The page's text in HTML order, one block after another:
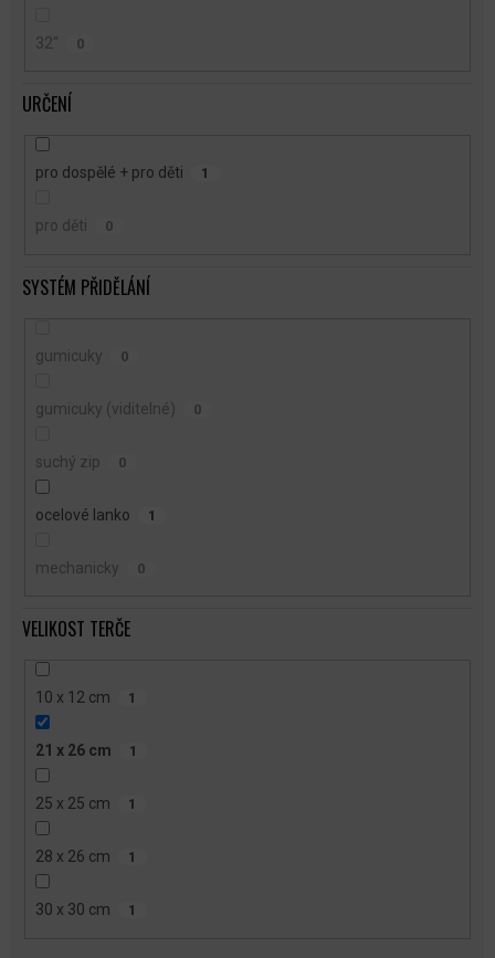
32" 0
URČENÍ
pro dospělé + pro děti 1
pro děti 0
SYSTÉM PŘIDĚLÁNÍ
gumicuky 0
gumicuky (viditelné) 0
suchý zip 0
ocelové lanko 1
mechanicky 0
VELIKOST TERČE
10 x 12 cm 1
21 x 26 cm 1
25 x 25 cm 1
28 x 26 cm 1
30 x 30 cm 1